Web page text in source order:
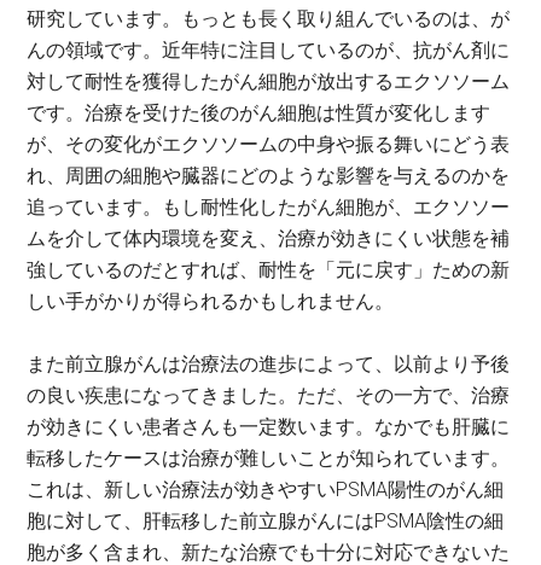
研究しています。もっとも長く取り組んでいるのは、が
んの領域です。近年特に注目しているのが、抗がん剤に
対して耐性を獲得したがん細胞が放出するエクソソーム
です。治療を受けた後のがん細胞は性質が変化します
が、その変化がエクソソームの中身や振る舞いにどう表
れ、周囲の細胞や臓器にどのような影響を与えるのかを
追っています。もし耐性化したがん細胞が、エクソソー
ムを介して体内環境を変え、治療が効きにくい状態を補
強しているのだとすれば、耐性を「元に戻す」ための新
しい手がかりが得られるかもしれません。
また前立腺がんは治療法の進歩によって、以前より予後
の良い疾患になってきました。ただ、その一方で、治療
が効きにくい患者さんも一定数います。なかでも肝臓に
転移したケースは治療が難しいことが知られています。
これは、新しい治療法が効きやすいPSMA陽性のがん細
胞に対して、肝転移した前立腺がんにはPSMA陰性の細
胞が多く含まれ、新たな治療でも十分に対応できないた